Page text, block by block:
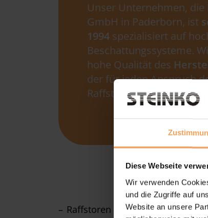
Diese Webseite
Wir verwenden
und die Zugriffe auf
Website an unsere
Unser Unternehmen, die
GmbH in Paderborn, ist
1994spezialisiert auf
Beschattungssysteme.
hohe Qualität des
der für jeden Anspruch
Raffstore für Salzkotten
Raffstoren sorgen für ein